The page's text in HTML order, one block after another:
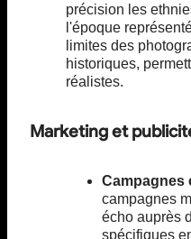
précision les
l'époque
limites des
historiques,
réalistes.
Marketing et
Campagnes
campagnes
écho auprès
spécifiques